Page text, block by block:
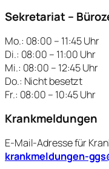
e
k
s
t
a
n
i
Sekretariat –
Mo.: 08:00 – 11:45 Uhr
Di.: 08:00 – 11:00 Uhr
Mi.: 08:00 – 12:45 Uhr
Do.: Nicht besetzt
Fr.: 08:00 – 10:45 Uhr
Krankmeldungen
E-Mail-Adresse für
krankmeldungen-